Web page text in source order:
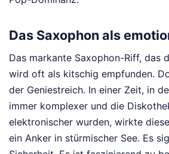
Das Saxophon als
Das markante Saxophon-Riff, das
wird oft als kitschig empfunden.
der Geniestreich. In einer Zeit, in
immer komplexer und die
elektronischer wurden, wirkte
ein Anker in stürmischer See. Es